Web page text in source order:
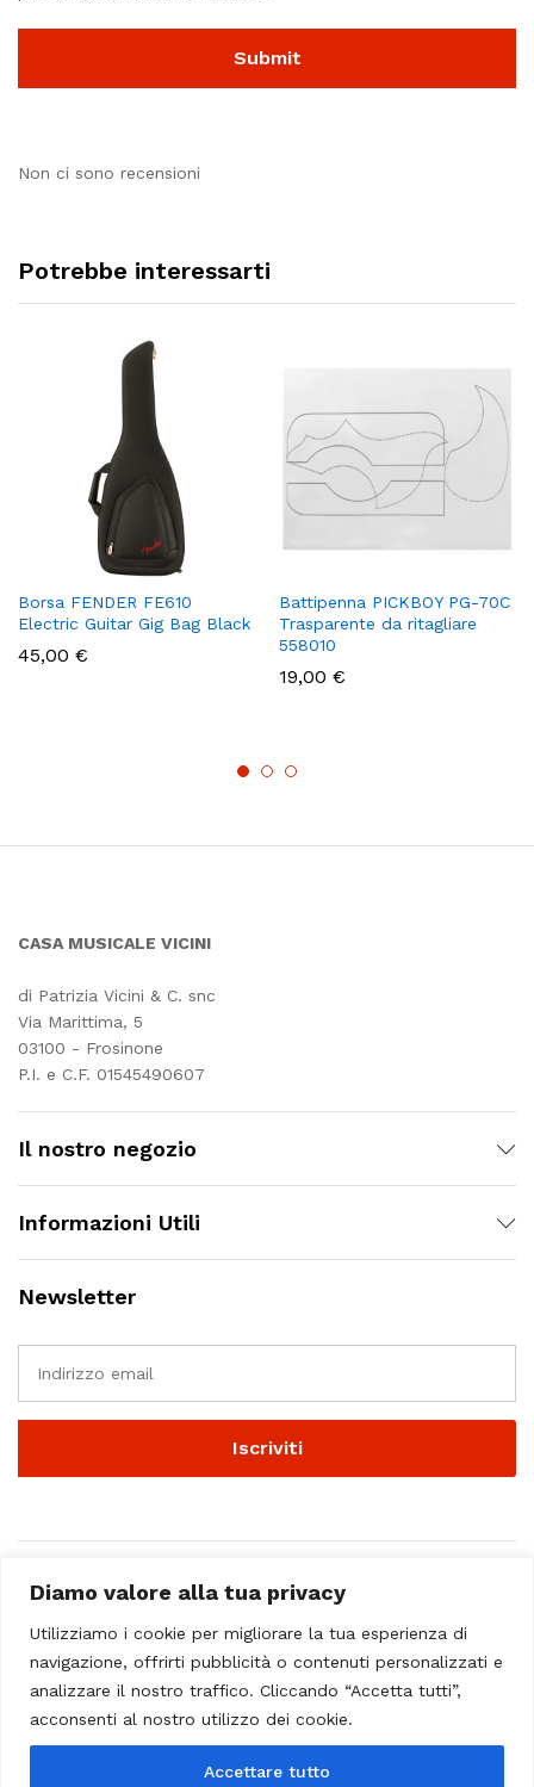
Diamo valore alla tua privacy
Utilizziamo i cookie per migliorare la tua esperienza di
navigazione, offrirti pubblicità o contenuti personalizzati e
analizzare il nostro traffico. Cliccando “Accetta tutti”,
acconsenti al nostro utilizzo dei cookie.
Accettare tutto
Non ci sono recensioni
Potrebbe interessarti
Borsa FENDER FE610
Electric Guitar Gig Bag Black
45,00 €
Battipenna PICKBOY PG-70C
Trasparente da ritagliare
558010
19,00 €
CASA MUSICALE VICINI
di Patrizia Vicini & C. snc
Via Marittima, 5
03100 - Frosinone
P.I. e C.F. 01545490607
Il nostro negozio
Informazioni Utili
Newsletter
© 2023 - Casa Musicale Vicini. All Rights Reserved